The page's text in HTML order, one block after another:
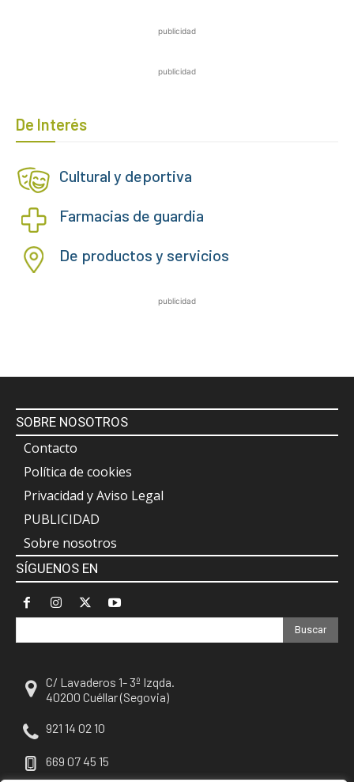
publicidad
publicidad
De Interés
Cultural y deportiva
Farmacias de guardia
De productos y servicios
publicidad
SOBRE NOSOTROS
Contacto
Política de cookies
Privacidad y Aviso Legal
PUBLICIDAD
Sobre nosotros
SÍGUENOS EN
Buscar
C/ Lavaderos 1- 3º Izqda.
40200 Cuéllar (Segovia)
921 14 02 10
669 07 45 15